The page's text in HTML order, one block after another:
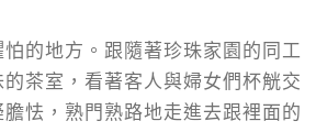
的地方。跟隨著珍珠家園的同工
茶室，看著客人與婦女們杯觥交
怯，熟門熟路地走進去跟裡面的